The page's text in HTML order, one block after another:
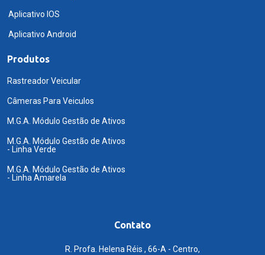
Aplicativo IOS
Aplicativo Android
Produtos
Rastreador Veicular
Câmeras Para Veiculos
M.G.A. Módulo Gestão de Ativos
M.G.A. Módulo Gestão de Ativos
- Linha Verde
M.G.A. Módulo Gestão de Ativos
- Linha Amarela
Contato
R. Profa. Helena Réis , 66-A - Centro,